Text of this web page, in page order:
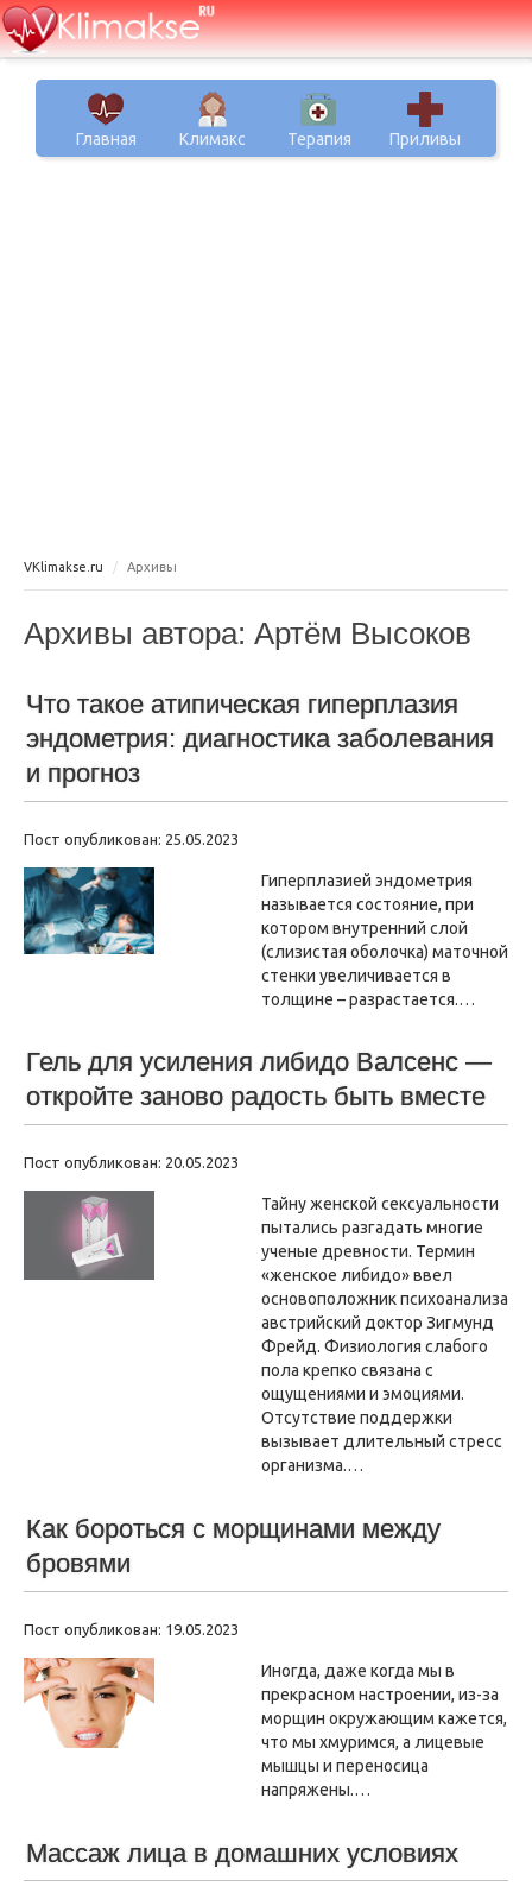
Главная Климакс Терапия Приливы
VKlimakse.ru Архивы
Архивы автора: Артём Высоков
Что такое атипическая гиперплазия
эндометрия: диагностика заболевания
и прогноз
Пост опубликован: 25.05.2023
Гиперплазией эндометрия
называется состояние, при
котором внутренний слой
(слизистая оболочка) маточной
стенки увеличивается в
толщине – разрастается.…
Гель для усиления либидо Валсенс —
откройте заново радость быть вместе
Пост опубликован: 20.05.2023
Тайну женской сексуальности
пытались разгадать многие
ученые древности. Термин
«женское либидо» ввел
основоположник психоанализа
австрийский доктор Зигмунд
Фрейд. Физиология слабого
пола крепко связана с
ощущениями и эмоциями.
Отсутствие поддержки
вызывает длительный стресс
организма.…
Как бороться с морщинами между
бровями
Пост опубликован: 19.05.2023
Иногда, даже когда мы в
прекрасном настроении, из-за
морщин окружающим кажется,
что мы хмуримся, а лицевые
мышцы и переносица
напряжены.…
Массаж лица в домашних условиях